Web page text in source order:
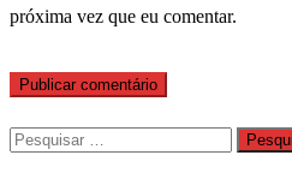
próxima vez que eu comentar.
Pesquisar
por: